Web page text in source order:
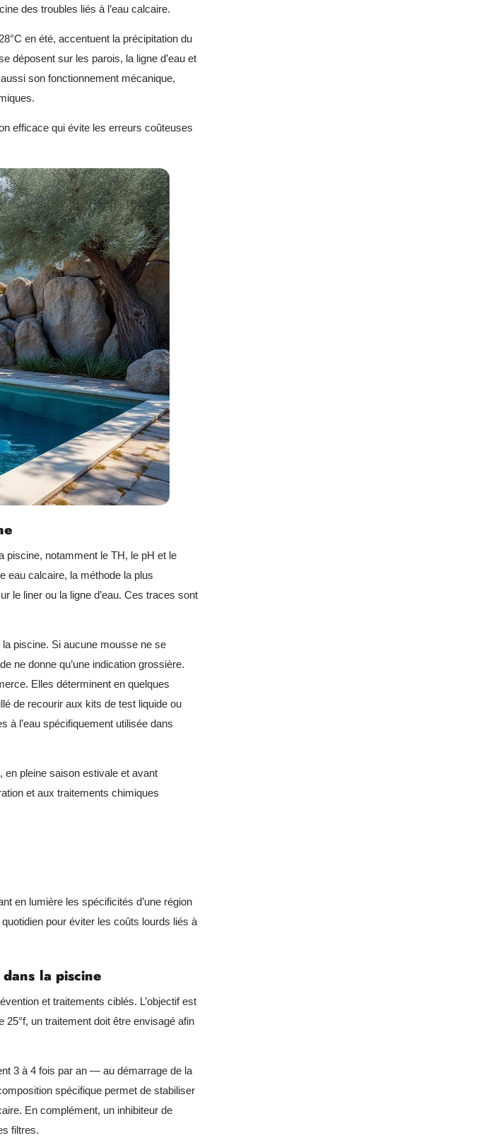
des troubles liés à l’eau calcaire.
en été, accentuent la précipitation du
déposent sur les parois, la ligne d’eau et
son fonctionnement mécanique,
efficace qui évite les erreurs coûteuses
piscine, notamment le TH, le pH et le
eau calcaire, la méthode la plus
le liner ou la ligne d’eau. Ces traces sont
piscine. Si aucune mousse ne se
ne donne qu’une indication grossière.
Elles déterminent en quelques
de recourir aux kits de test liquide ou
à l’eau spécifiquement utilisée dans
en pleine saison estivale et avant
et aux traitements chimiques
en lumière les spécificités d’une région
pour éviter les coûts lourds liés à
la piscine
et traitements ciblés. L’objectif est
un traitement doit être envisagé afin
3 à 4 fois par an — au démarrage de la
spécifique permet de stabiliser
En complément, un inhibiteur de
filtres.